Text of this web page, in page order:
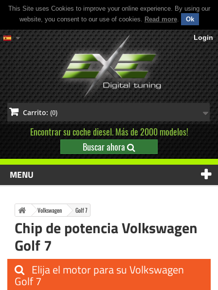
This Site uses Cookies to improve your online experience. By using our
website, you consent to our use of cookies. Read more. Ok
Login
Carrito: (0)
Encontrar su coche diesel. Más de 2000 modelos!
Buscar ahora
MENU
Volkswagen Golf 7
Chip de potencia Volkswagen
Golf 7
Elija el motor para su Volkswagen
Golf 7